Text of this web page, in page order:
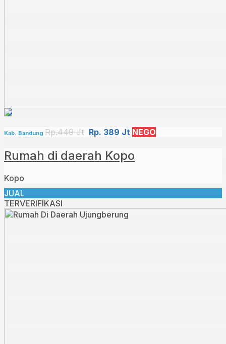
Kab. Bandung Rp.449 Jt Rp. 389 Jt NEGO
Rumah di daerah Kopo
Kopo
JUAL
TERVERIFIKASI